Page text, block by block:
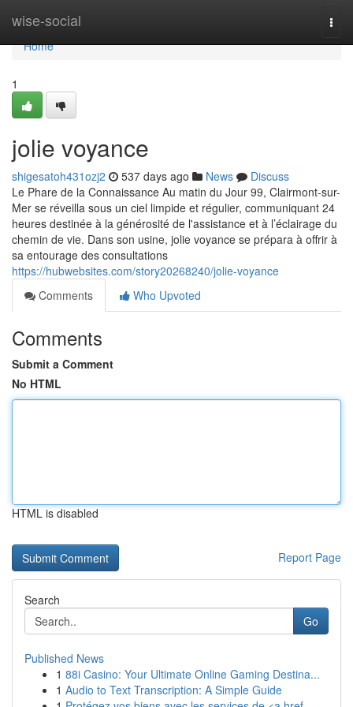
wise-social
Home
Home
1
jolie voyance
shigesatoh431ozj2 537 days ago News
Discuss
Le Phare de la Connaissance Au matin du Jour 99, Clairmont-sur-
Mer se réveilla sous un ciel limpide et régulier, communiquant 24
heures destinée à la générosité de l'assistance et à l’éclairage du
chemin de vie. Dans son usine, jolie voyance se prépara à offrir à
sa entourage des consultations
https://hubwebsites.com/story20268240/jolie-voyance
Comments
Who Upvoted
Comments
Submit a Comment
No HTML
HTML is disabled
Report Page
Search
Go
Published News
1 88i Casino: Your Ultimate Online Gaming Destina...
1 Audio to Text Transcription: A Simple Guide